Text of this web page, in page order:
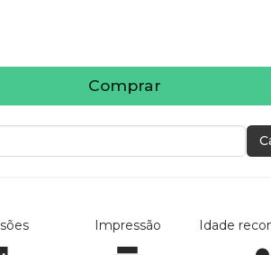
Comprar
Impressão Idade